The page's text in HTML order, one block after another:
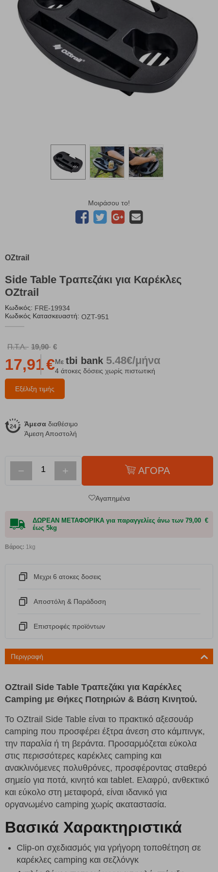
Μοιράσου το!
OZtrail
Side Table Τραπεζάκι για Καρέκλες
OZtrail
Κωδικός: FRE-19934
Κωδικός Κατασκευαστή: OZT-951
Π.Τ.Λ. 19,90 €
Εξέλιξη τιμής
17,91€Με tbi bank 5.48€/μήνα
4 άτοκες δόσεις χωρίς πιστωτική
Άμεσα διαθέσιμο
Άμεση Αποστολή
− + ΑΓΟΡΑ
Αγαπημένα
ΔΩΡΕΑΝ ΜΕΤΑΦΟΡΙΚΑ για παραγγελίες άνω των 79,00 €
έως 5kg
Βάρος: 1kg
Μεχρι 6 ατοκες δοσεις
Αποστόλη & Παράδοση
Eπιστροφές προϊόντων
Περιγραφή
OZtrail Side Table Τραπεζάκι για Καρέκλες
Camping με Θήκες Ποτηριών & Βάση Κινητού.
Το OZtrail Side Table είναι το πρακτικό αξεσουάρ
camping που προσφέρει έξτρα άνεση στο κάμπινγκ,
την παραλία ή τη βεράντα. Προσαρμόζεται εύκολα
στις περισσότερες καρέκλες camping και
ανακλινόμενες πολυθρόνες, προσφέροντας σταθερό
σημείο για ποτά, κινητό και tablet. Ελαφρύ, ανθεκτικό
και εύκολο στη μεταφορά, είναι ιδανικό για
οργανωμένο camping χωρίς ακαταστασία.
Βασικά Χαρακτηριστικά
Clip-on σχεδιασμός για γρήγορη τοποθέτηση σε
καρέκλες camping και σεζλόνγκ